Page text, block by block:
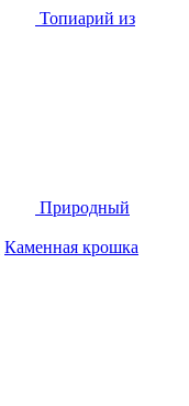
Топиарий из
Природный
Каменная крошка